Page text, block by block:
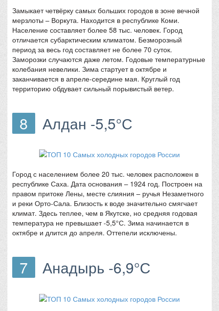
Замыкает четвёрку самых больших городов в зоне вечной
мерзлоты – Воркута. Находится в республике Коми.
Население составляет более 58 тыс. человек. Город
отличается субарктическим климатом. Безморозный
период за весь год составляет не более 70 суток.
Заморозки случаются даже летом. Годовые температурные
колебания невелики. Зима стартует в октябре и
заканчивается в апреле-середине мая. Круглый год
территорию обдувает сильный порывистый ветер.
8 Алдан -5,5°С
Город с населением более 20 тыс. человек расположен в
республике Саха. Дата основания – 1924 год. Построен на
правом притоке Лены, месте слияния – ручья Незаметного
и реки Орто-Сала. Близость к воде значительно смягчает
климат. Здесь теплее, чем в Якутске, но средняя годовая
температура не превышает -5,5°С. Зима начинается в
октябре и длится до апреля. Оттепели исключены.
7 Анадырь -6,9°С